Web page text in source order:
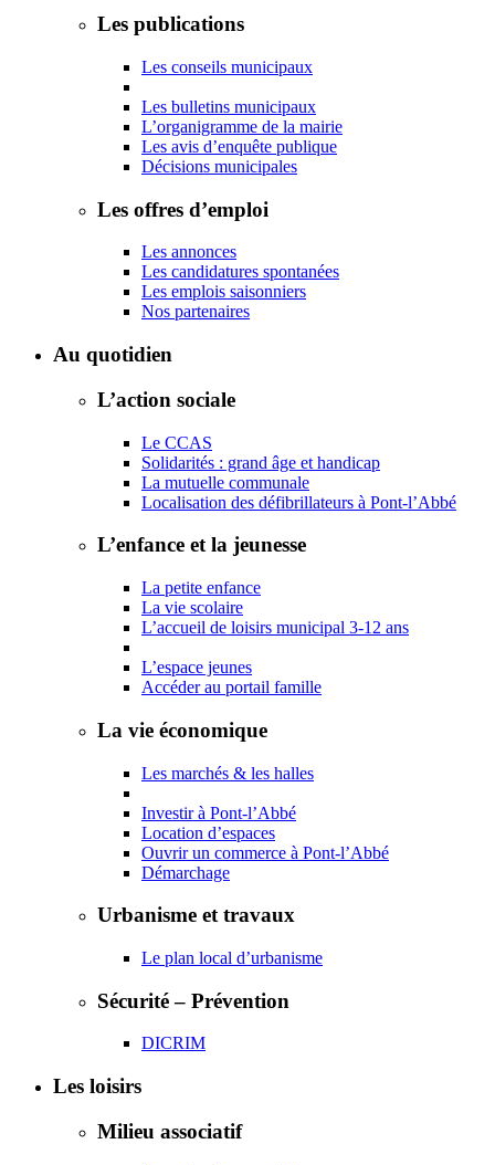
Les publications
Les conseils municipaux
Les bulletins municipaux
L’organigramme de la mairie
Les avis d’enquête publique
Décisions municipales
Les offres d’emploi
Les annonces
Les candidatures spontanées
Les emplois saisonniers
Nos partenaires
Au quotidien
L’action sociale
Le CCAS
Solidarités : grand âge et handicap
La mutuelle communale
Localisation des défibrillateurs à Pont-l’Abbé
L’enfance et la jeunesse
La petite enfance
La vie scolaire
L’accueil de loisirs municipal 3-12 ans
L’espace jeunes
Accéder au portail famille
La vie économique
Les marchés & les halles
Investir à Pont-l’Abbé
Location d’espaces
Ouvrir un commerce à Pont-l’Abbé
Démarchage
Urbanisme et travaux
Le plan local d’urbanisme
Sécurité – Prévention
DICRIM
Les loisirs
Milieu associatif